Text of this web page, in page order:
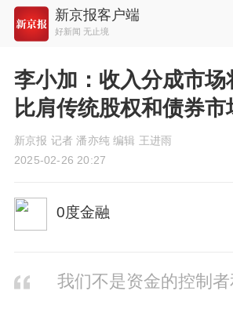
新京报客户端
好新闻 无止境
李小加：收入分成市场
比肩传统股权和债券市
新京报 记者 潘亦纯 编辑 王进雨
2025-02-26 20:27
0度金融
我们不是资金的控制者